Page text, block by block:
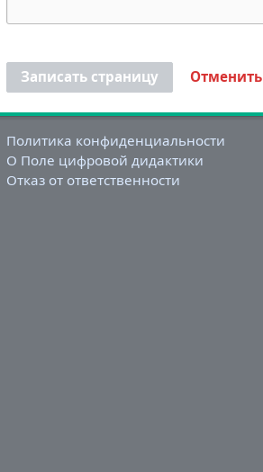
Записать страницу Отменить
Политика конфиденциальности
О Поле цифровой дидактики
Отказ от ответственности